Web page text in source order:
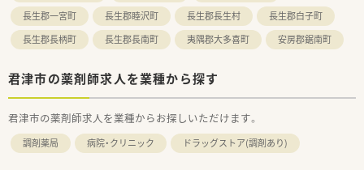
長生郡一宮町
長生郡睦沢町 長生郡長生村
長生郡白子町
長生郡長柄町
長生郡長南町 夷隅郡大多喜町 安房郡鋸南町
君津市の薬剤師求人を業種から探す
君津市の薬剤師求人を業種からお探しいただけます。
調剤薬局 病院・クリニック ドラッグストア(調剤あり)